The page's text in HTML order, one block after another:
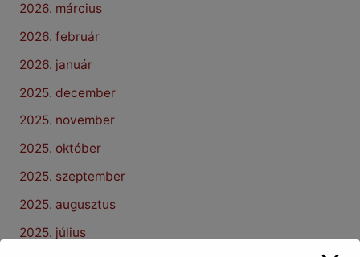
2026. március
2026. február
2026. január
2025. december
2025. november
2025. október
2025. szeptember
2025. augusztus
2025. július